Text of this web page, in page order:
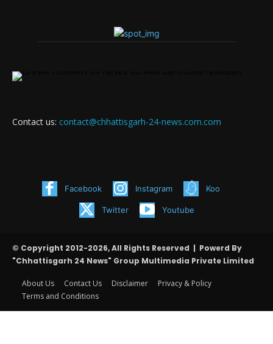
Contact us: contact@chhattisgarh-24-news.com.com
Facebook Instagram Koo
Twitter Youtube
© Copyright 2012-2026, All Rights Reserved | Powerd By
"Chhattisgarh 24 News" Group Multimedia Private Limited
About Us Contact Us Disclaimer
Privacy & Policy
Terms and Conditions